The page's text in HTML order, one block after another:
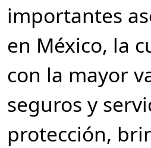
importantes
en México, la
con la mayor
seguros y
protección,